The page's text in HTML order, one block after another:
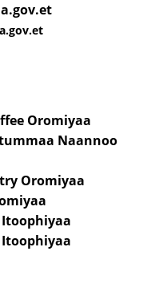
Oromiyaa
Naannoo
Oromiyaa